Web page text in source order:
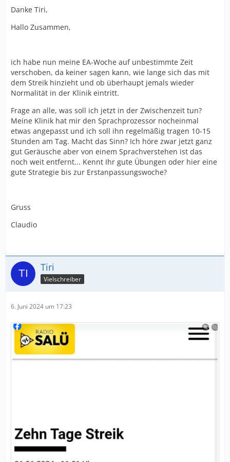
Danke Tiri,
Hallo Zusammen,
ich habe nun meine EA-Woche auf unbestimmte Zeit
verschoben, da keiner sagen kann, wie lange sich das mit
dem Streik hinzieht und ob überhaupt jemals wieder
Normalität in der Klinik eintritt.
Frage an alle, was soll ich jetzt in der Zwischenzeit tun?
Meine Klinik hat mir den Sprachprozessor nocheinmal
etwas angepasst und ich soll ihn regelmäßig tragen 10-15
Stunden am Tag. Macht das Sinn? Ich höre zwar jetzt ganz
gut Geräusche aber von einem Sprachverstehen ist das
noch weit entfernt... Kennt Ihr gute Übungen oder hier eine
gute Strategie bis zur Erstanpassungswoche?
Gruss
Claudio
Tiri
Vielschreiber
6. Juni 2024 um 17:23